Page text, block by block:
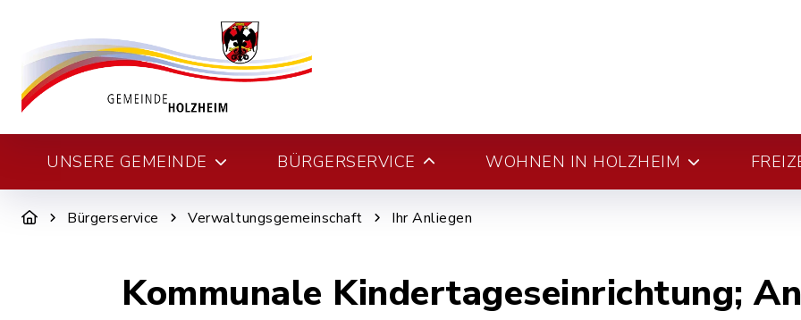
UNSERE GEMEINDE BÜRGERSERVICE WOHNEN IN HOLZHEIM
Bürgerservice Verwaltungsgemeinschaft Ihr Anliegen
Kommunale Kindertageseinrichtung;